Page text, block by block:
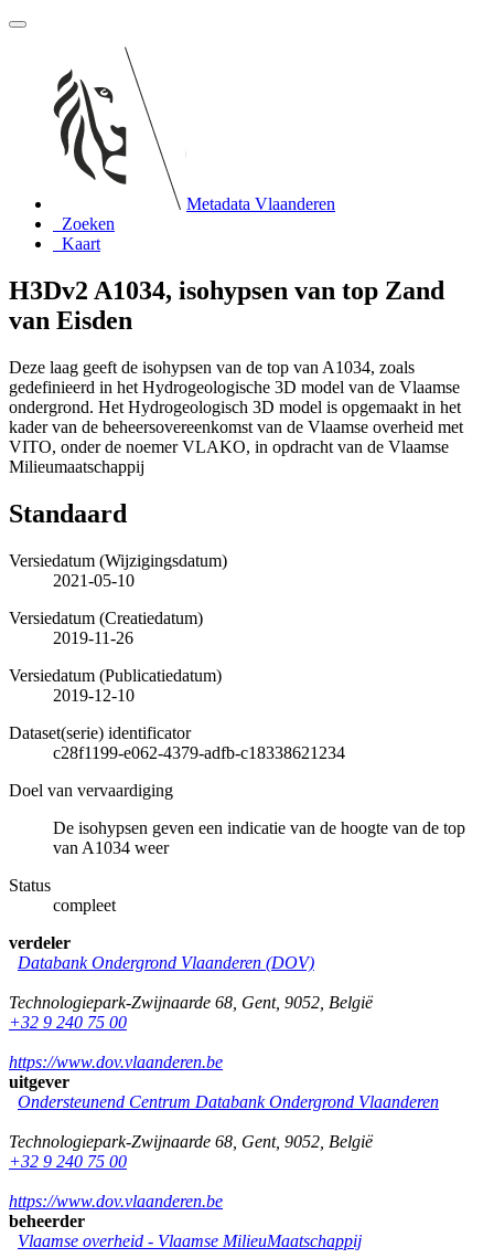
Metadata Vlaanderen
Zoeken
Kaart
H3Dv2 A1034, isohypsen van top Zand
van Eisden
Deze laag geeft de isohypsen van de top van A1034, zoals
gedefinieerd in het Hydrogeologische 3D model van de Vlaamse
ondergrond. Het Hydrogeologisch 3D model is opgemaakt in het
kader van de beheersovereenkomst van de Vlaamse overheid met
VITO, onder de noemer VLAKO, in opdracht van de Vlaamse
Milieumaatschappij
Standaard
Versiedatum (Wijzigingsdatum)
2021-05-10
Versiedatum (Creatiedatum)
2019-11-26
Versiedatum (Publicatiedatum)
2019-12-10
Dataset(serie) identificator
c28f1199-e062-4379-adfb-c18338621234
Doel van vervaardiging
De isohypsen geven een indicatie van de hoogte van de top
van A1034 weer
Status
compleet
verdeler
Databank Ondergrond Vlaanderen (DOV)
Technologiepark-Zwijnaarde 68 Gent, 9052 België
+32 9 240 75 00
https://www.dov.vlaanderen.be
uitgever
Ondersteunend Centrum Databank Ondergrond Vlaanderen
Technologiepark-Zwijnaarde 68 Gent, 9052 België
+32 9 240 75 00
https://www.dov.vlaanderen.be
beheerder
Vlaamse overheid - Vlaamse MilieuMaatschappij